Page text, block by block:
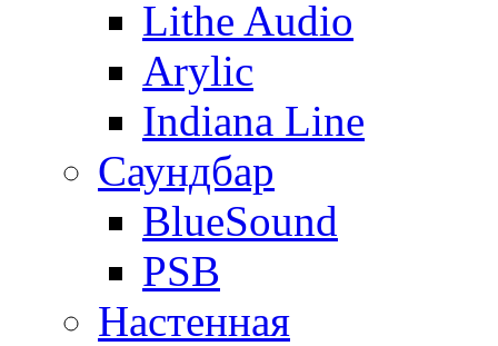
Lithe Audio
Arylic
Indiana Line
Саундбар
BlueSound
PSB
Настенная